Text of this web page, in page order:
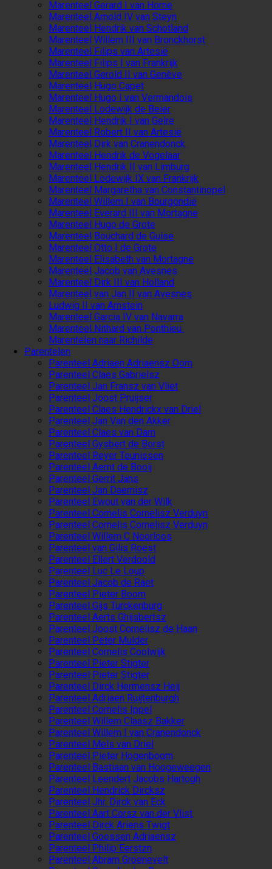
Marenteel Gerard I van Horne
Marenteel Arnold IV van Steyn
Marenteel Hendrik van Schotland
Marenteel Willem III van Bronckhorst
Marenteel Filips van Artesië
Marenteel Filips I van Frankrijk
Marenteel Gerold II van Genève
Marenteel Hugo Capet
Marenteel Hugo I van Vermandois
Marenteel Lodewijk de Beier
Marenteel Hendrik I van Gelre
Marenteel Robert II van Artesië
Marenteel Dirk van Cranendonck
Marenteel Hendrik de Vogelaar
Marenteel Hendrik II van Limburg
Marenteel Lodewijk IX van Frankrijk
Marenteel Margaretha van Constantinopel
Marenteel Willem I van Bourgondië
Marenteel Everard III van Mortagne
Marenteel Hugo de Grote
Marenteel Bouchard de Guise
Marenteel Otto I de Grote
Marenteel Elisabeth van Mortagne
Marenteel Jacob van Avesnes
Marenteel Dirk III van Holland
Marenteel van Jan II van Avesnes
Ludwig II van Arnstein
Marenteel Garcia IV van Navarra
Marenteel Nithard van Ponthieu
Marentelen naar Richilde
Parentelen
Parenteel Adriaen Adriaensz Oom
Parenteel Claes Gabrielsz
Parenteel Jan Fransz van Vliet
Parenteel Joost Pruijser
Parenteel Claes Hendrickx van Driel
Parenteel Jan Van den Akker
Parenteel Claes van Dam
Parenteel Gysbert de Borst
Parenteel Reyer Teunissen
Parenteel Aernt de Booij
Parenteel Gerrit Jans
Parenteel Jan Daemisz
Parenteel Ewout van der Wilk
Parenteel Cornelis Cornelisz Verduyn
Parenteel Cornelis Cornelisz Verduyn
Parenteel Willem C Noorloos
Parenteel van Gilis Roest
Parenteel Ellert Verdoold
Parenteel Luc Le Loup
Parenteel Jacob de Raet
Parenteel Pieter Boom
Parenteel Gijs Turckenburg
Parenteel Aerts Ghijsbertsz
Parenteel Joost Cornelisz de Haan
Parenteel Peter Mulder
Parenteel Cornelis Coolwijk
Parenteel Pieter Stigter
Parenteel Pieter Stigter
Parenteel Dirck Hermensz Heij
Parenteel Adriaen Ruijtenburgh
Parenteel Cornelis Ippel
Parenteel Willem Claasz Bakker
Parenteel Willem I van Cranendonck
Parenteel Mels van Driel
Parenteel Pieter Hogenboom
Parenteel Bastiaan van Hoogeweegen
Parenteel Leendert Jacobs Hartogh
Parenteel Hendrick Dircksz
Parenteel Jhr. Dirck van Eck
Parenteel Aart Corsz van der Vlist
Parenteel Dirck Ariens Twigt
Parenteel Goossen Adriaensz
Parenteel Philip Eerstzn
Parenteel Abram Groenevelt